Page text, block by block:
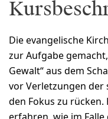
Die evangelische
zur Aufgabe
Gewalt“ aus dem
vor Verletzungen der
den Fokus zu